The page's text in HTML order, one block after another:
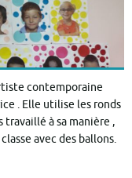
contemporaine
. Elle utilise les ronds
travaillé à sa manière ,
avec des ballons.